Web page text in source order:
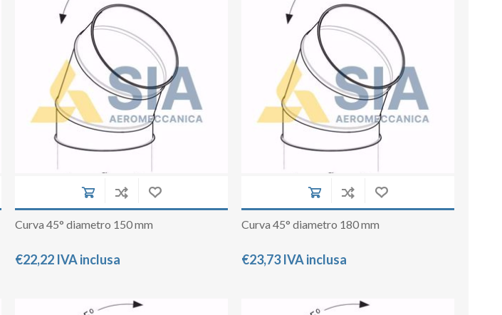
Raddrizzatore di flusso
Serrande di chiusura a comando automatico
Elettropneumatiche
Serrande Pneumatiche
Serrande di chiusura a comando Manuale Serranda a Catena
Serranda a Ghigliottina
Serranda a Farfalla
Spia Prelievi
Terminale ACA
Tubi in lamiera zincata
Curva 45° diametro 150 mm
€22,22 IVA inclusa
Curva 45° diametro 180 mm
€23,73 IVA inclusa